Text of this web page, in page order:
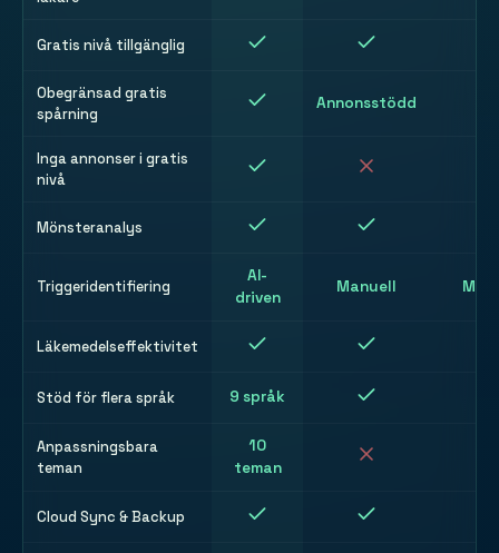
Gratis nivå tillgänglig
Obegränsad gratis
spårning
Annonsstödd
Inga annonser i gratis
nivå
Mönsteranalys
Triggeridentifiering
AI-
driven
Manuell
Läkemedelseffektivitet
Stöd för flera språk 9 språk
Anpassningsbara
teman
10
teman
Cloud Sync & Backup